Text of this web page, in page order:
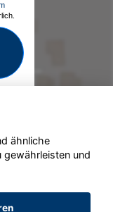
- 2026
ähnliche
gewährleisten und